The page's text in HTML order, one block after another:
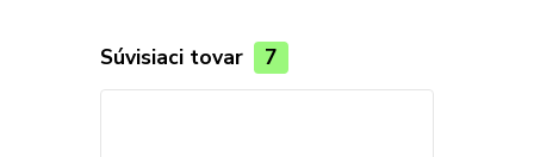
Súvisiaci tovar 7